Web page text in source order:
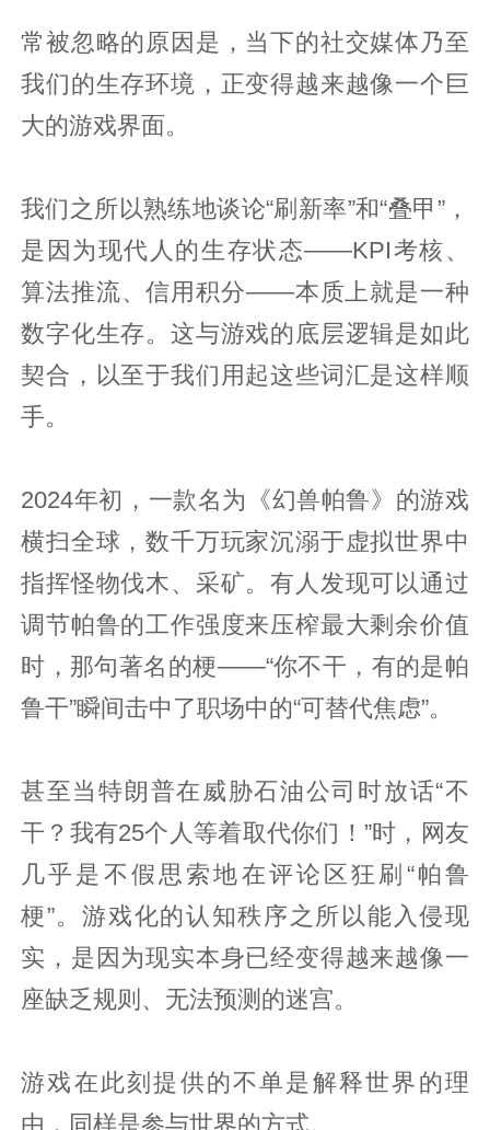
常被忽略的原因是，当下的社交媒体乃至
我们的生存环境，正变得越来越像一个巨
大的游戏界面。
我们之所以熟练地谈论“刷新率”和“叠甲”，
是因为现代人的生存状态——KPI考核、
算法推流、信用积分——本质上就是一种
数字化生存。这与游戏的底层逻辑是如此
契合，以至于我们用起这些词汇是这样顺
手。
2024年初，一款名为《幻兽帕鲁》的游戏
横扫全球，数千万玩家沉溺于虚拟世界中
指挥怪物伐木、采矿。有人发现可以通过
调节帕鲁的工作强度来压榨最大剩余价值
时，那句著名的梗——“你不干，有的是帕
鲁干”瞬间击中了职场中的“可替代焦虑”。
甚至当特朗普在威胁石油公司时放话“不
干？我有25个人等着取代你们！”时，网友
几乎是不假思索地在评论区狂刷“帕鲁
梗”。游戏化的认知秩序之所以能入侵现
实，是因为现实本身已经变得越来越像一
座缺乏规则、无法预测的迷宫。
游戏在此刻提供的不单是解释世界的理